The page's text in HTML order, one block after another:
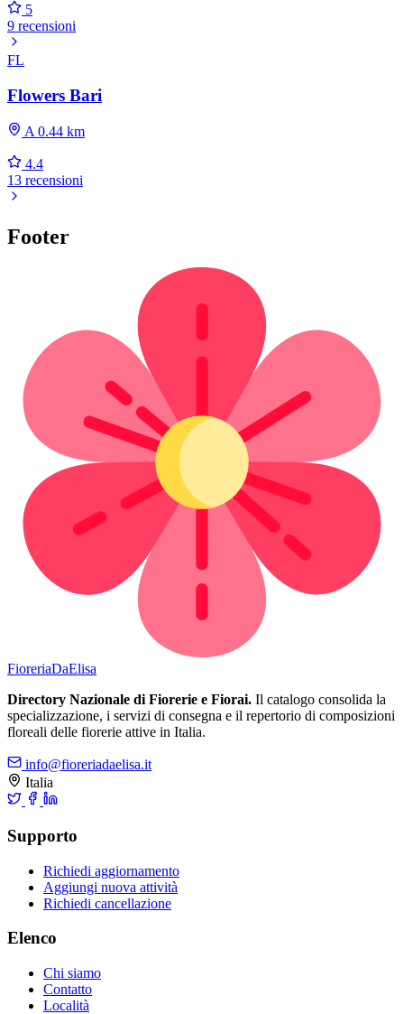
5
9 recensioni
FL
Flowers Bari
A 0.44 km
4.4
13 recensioni
Footer
FioreriaDaElisa
Directory Nazionale di Fiorerie e Fiorai. Il catalogo consolida la
specializzazione, i servizi di consegna e il repertorio di composizioni
floreali delle fiorerie attive in Italia.
info@fioreriadaelisa.it
Italia
Supporto
Richiedi aggiornamento
Aggiungi nuova attività
Richiedi cancellazione
Elenco
Chi siamo
Contatto
Località